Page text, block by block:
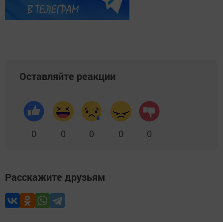
Оставляйте реакции
0 0 0 0 0
Расскажите друзьям